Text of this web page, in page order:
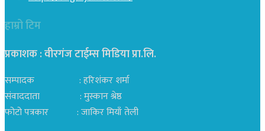
हाम्रो टिम
प्रकाशक : वीरगंज टाईम्स मिडिया प्रा‍.लि.
सम्पादक : हरिशंकर शर्मा
संवाददाता : मुस्कान श्रेष्ठ
फोटो पत्रकार : जाकिर मियाँ तेली